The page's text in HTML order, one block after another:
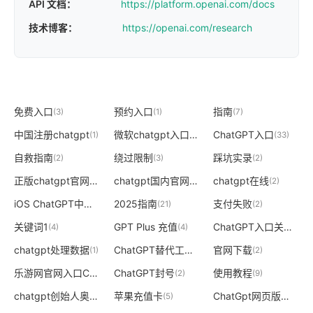
API 文档：
https://platform.openai.com/docs
技术博客：
https://openai.com/research
免费入口(3) 预约入口(1) 指南(7)
中国注册chatgpt(1) 微软chatgpt入口
(2) ChatGPT入口(33)
自救指南(2) 绕过限制(3) 踩坑实录(2)
正版chatgpt官网
(2) chatgpt国内官网
(2) chatgpt在线(2)
iOS ChatGPT中文版 2025指南(21) 支付失败(2)
关键词1 (4) GPT Plus 充值(4) ChatGPT入口关闭
chatgpt处理数据(1) ChatGPT替代工具 官网下载(2)
乐游网官网入口ChatGPT (2)
ChatGPT封号(2) 使用教程(9)
chatgpt创始人奥特曼是公的还是母的 苹果充值卡(5) ChatGpt网页版入口免登录